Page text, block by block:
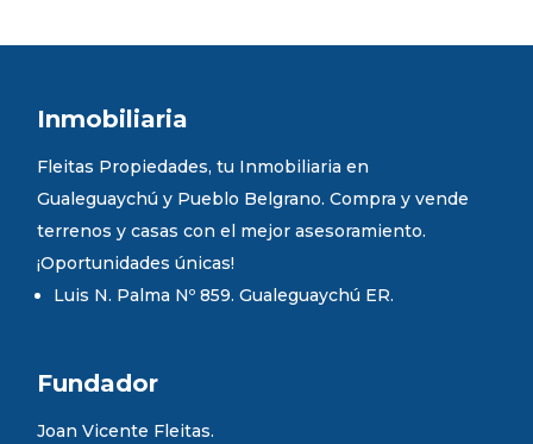
Inmobiliaria
Fleitas Propiedades, tu Inmobiliaria en
Gualeguaychú y Pueblo Belgrano. Compra y vende
terrenos y casas con el mejor asesoramiento.
¡Oportunidades únicas!
Luis N. Palma Nº 859. Gualeguaychú ER.
Fundador
Joan Vicente Fleitas.